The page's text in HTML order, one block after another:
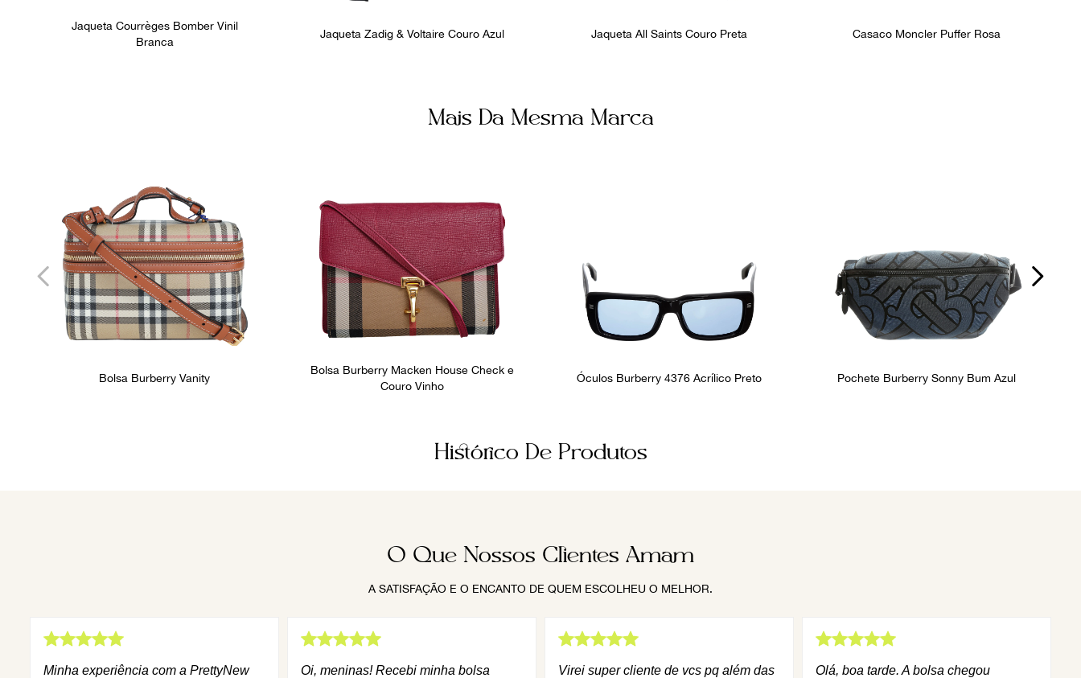
Jaqueta Courrèges Bomber Vinil
Branca
Jaqueta Zadig & Voltaire Couro Azul Jaqueta All Saints Couro Preta Casaco Moncler Puffer Rosa
Mais Da Mesma Marca
Bolsa Burberry Vanity
Bolsa Burberry Macken House Check e
Couro Vinho
Óculos Burberry 4376 Acrílico Preto Pochete Burberry Sonny Bum Azul
Histórico De Produtos
O Que Nossos Clientes Amam
A SATISFAÇÃO E O ENCANTO DE QUEM ESCOLHEU O MELHOR.
Minha experiência com a PrettyNew
Oi, meninas! Recebi minha bolsa
Virei super cliente de vcs pq além das
Olá, boa tarde. A bolsa chegou